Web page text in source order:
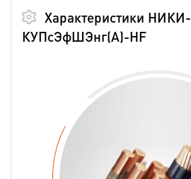
Характеристики НИКИ-
КУПсЭфШЭнг(А)-HF